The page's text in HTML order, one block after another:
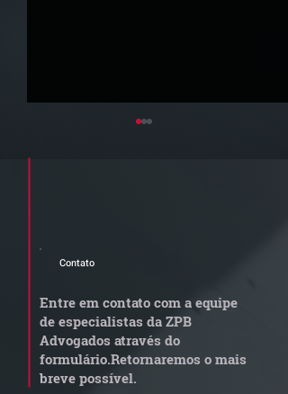
Newsletter Junho 2026 |
mês
Contato
Entre em contato com a equipe
de especialistas da ZPB
Advogados através do
formulário.Retornaremos o mais
breve possível.